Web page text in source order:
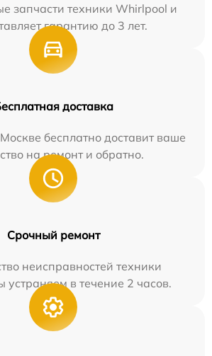
запчасти техники Whirlpool и
гарантию до 3 лет.
доставка
бесплатно доставит ваше
на ремонт и обратно.
Срочный ремонт
неисправностей техники
в течение 2 часов.